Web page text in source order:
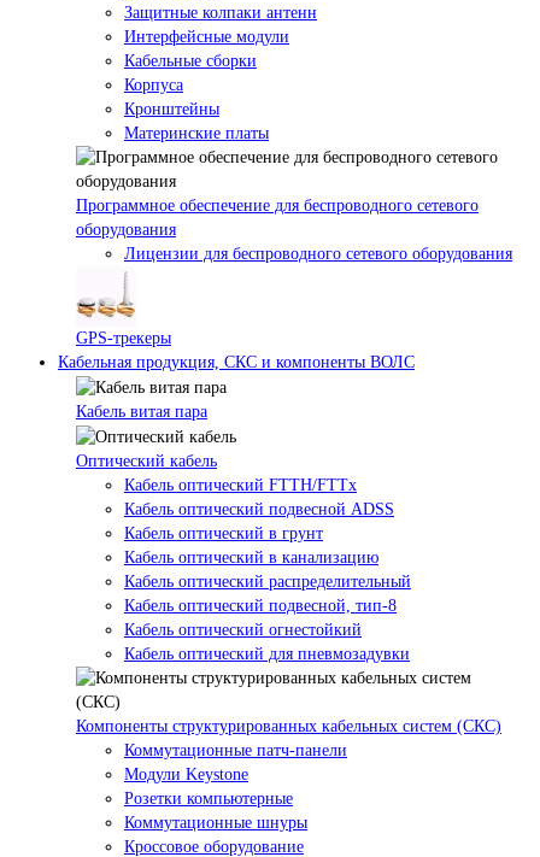
Защитные колпаки антенн
Интерфейсные модули
Кабельные сборки
Корпуса
Кронштейны
Материнские платы
Программное обеспечение для беспроводного сетевого
оборудования
Лицензии для беспроводного сетевого оборудования
GPS-трекеры
Кабельная продукция, СКС и компоненты ВОЛС
Кабель витая пара
Оптический кабель
Кабель оптический FTTH/FTTx
Кабель оптический подвесной ADSS
Кабель оптический в грунт
Кабель оптический в канализацию
Кабель оптический распределительный
Кабель оптический подвесной, тип-8
Кабель оптический огнестойкий
Кабель оптический для пневмозадувки
Компоненты структурированных кабельных систем (СКС)
Коммутационные патч-панели
Модули Keystone
Розетки компьютерные
Коммутационные шнуры
Кроссовое оборудование